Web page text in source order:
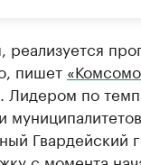
реализуется
пишет
. Лидером по
Гвардейский